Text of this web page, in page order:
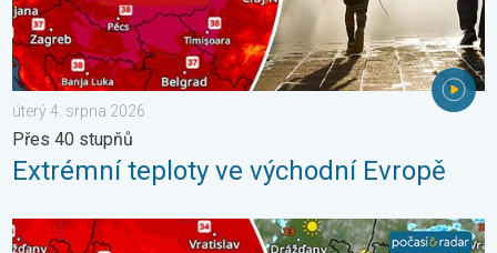
úterý 4. srpna 2026
Přes 40 stupňů
Extrémní teploty ve východní Evropě
Teploty porostou až ke 39 stupňům. Od úterý i bouřky. . .